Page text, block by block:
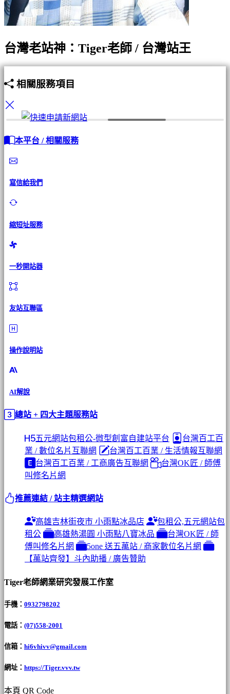
台灣老站神：Tiger老師 / 台灣站王
相關服務項目
本平台 / 相關服務
寫信給我們
縮短址服務
一秒開站器
友站互聯區
操作說明站
AI解說
總站 + 四大主題服務站
五元網站包租公-微型創富自建站平台
台灣百工百
業 / 數位名片互聯網
台灣百工百業 / 生活情報互聯網
台灣百工百業 / 工商廣告互聯網
台灣OK匠 / 師傅
叫修名片網
推薦連結 / 站主精選網站
高雄吉林街夜市 小雨點冰品店
包租公,五元網站包
租公
高雄熱湯圓 小雨點八寶冰品
台灣OK匠 / 師
傅叫修名片網
5one 送五萬站 / 商家數位名片網
【萬站齊發】斗內助播 / 廣告贊助
Tiger老師網業研究發展工作室
手機： 0932798202
電話： (07)558-2001
信箱： hi6vhivv@gmail.com
網址： https://Tiger.vvv.tw
本頁 QR Code